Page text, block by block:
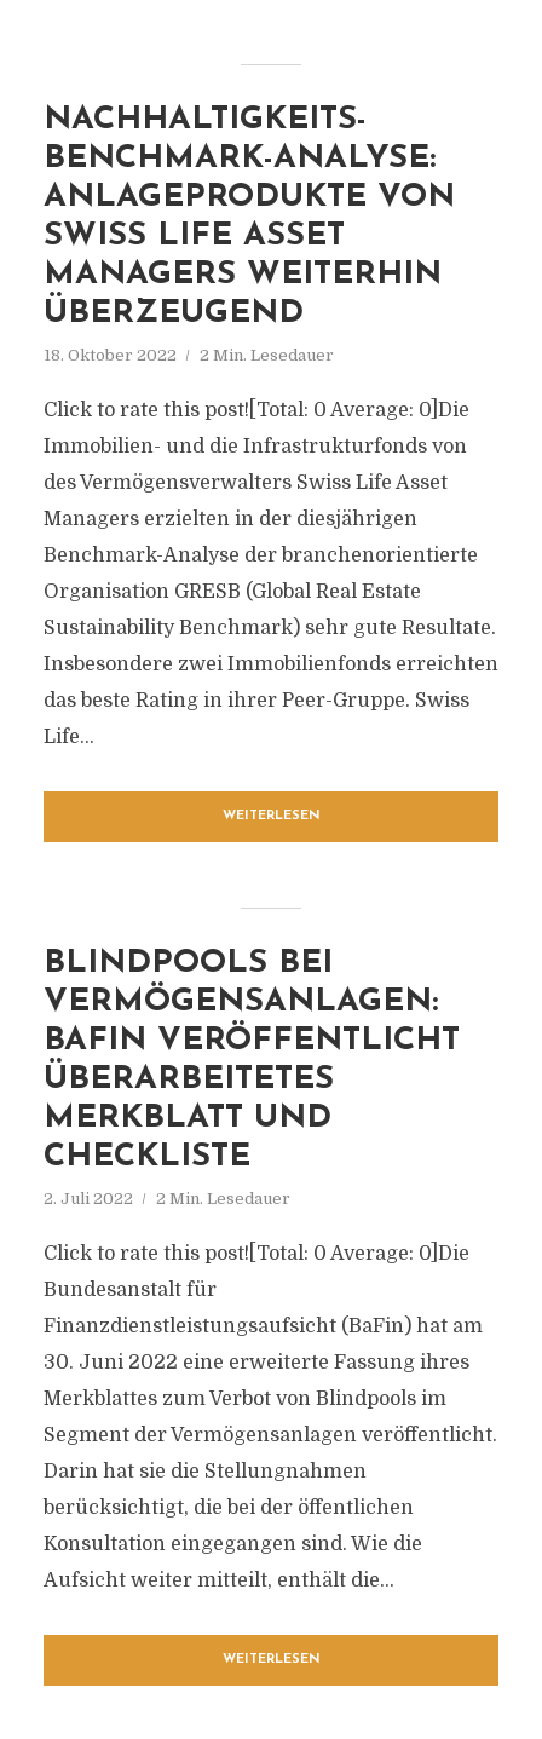
NACHHALTIGKEITS-
BENCHMARK-ANALYSE:
ANLAGEPRODUKTE VON
SWISS LIFE ASSET
MANAGERS WEITERHIN
ÜBERZEUGEND
18. Oktober 2022 2 Min. Lesedauer
Click to rate this post![Total: 0 Average: 0]Die
Immobilien- und die Infrastrukturfonds von
des Vermögensverwalters Swiss Life Asset
Managers erzielten in der diesjährigen
Benchmark-Analyse der branchenorientierte
Organisation GRESB (Global Real Estate
Sustainability Benchmark) sehr gute Resultate.
Insbesondere zwei Immobilienfonds erreichten
das beste Rating in ihrer Peer-Gruppe. Swiss
Life...
WEITERLESEN
BLINDPOOLS BEI
VERMÖGENSANLAGEN:
BAFIN VERÖFFENTLICHT
ÜBERARBEITETES
MERKBLATT UND
CHECKLISTE
2. Juli 2022 2 Min. Lesedauer
Click to rate this post![Total: 0 Average: 0]Die
Bundesanstalt für
Finanzdienstleistungsaufsicht (BaFin) hat am
30. Juni 2022 eine erweiterte Fassung ihres
Merkblattes zum Verbot von Blindpools im
Segment der Vermögensanlagen veröffentlicht.
Darin hat sie die Stellungnahmen
berücksichtigt, die bei der öffentlichen
Konsultation eingegangen sind. Wie die
Aufsicht weiter mitteilt, enthält die...
WEITERLESEN